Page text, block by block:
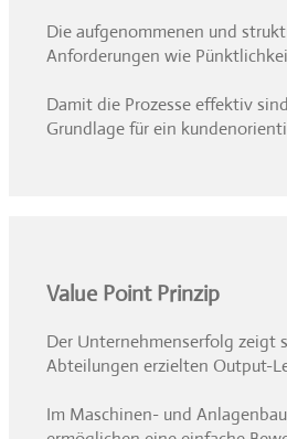
Die aufgenommenen und
Anforderungen wie
Damit die Prozesse effektiv
Grundlage für ein
Value Point Prinzip
Der Unternehmenserfolg zeigt
Abteilungen erzielten Output-
Im Maschinen- und